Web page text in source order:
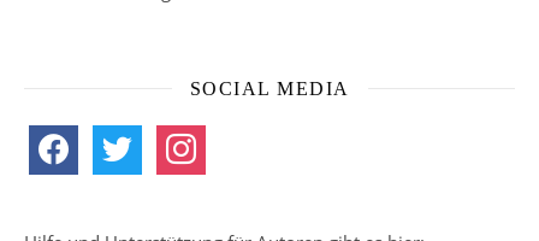
SOCIAL MEDIA
facebook twitter instagram